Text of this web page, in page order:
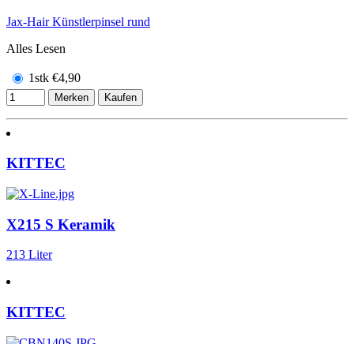
Jax-Hair Künstlerpinsel rund
Alles Lesen
1stk €4,90
Merken Kaufen
KITTEC
X215 S Keramik
213 Liter
KITTEC